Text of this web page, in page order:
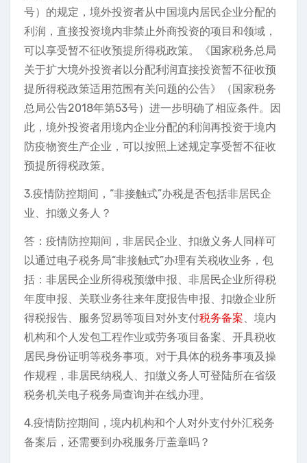
号）的规定，境外投资者从中国境内居民企业分配的
利润，直接投资境内非禁止外商投资的项目和领域，
可以享受暂不征收预提所得税政策。《国家税务总局
关于扩大境外投资者以分配利润直接投资暂不征收预
提所得税政策适用范围有关问题的公告》（国家税务
总局公告2018年第53号）进一步明确了相应条件。因
此，境外投资者用境内企业分配的利润再投资于境内
防疫物资生产企业，可以按照上述规定享受暂不征收
预提所得税政策。
3.疫情防控期间，“非接触式”办税是否包括非居民企
业、扣缴义务人？
答：疫情防控期间，非居民企业、扣缴义务人同样可
以通过电子税务局“非接触式”办理有关税收业务，包
括：非居民企业所得税预缴申报、非居民企业所得税
年度申报、关联业务往来年度报告申报、扣缴企业所
得税报告、服务贸易等项目对外支付税务备案、境内
机构和个人发包工程作业或劳务项目备案、开具税收
居民身份证明等税务事项。对于具体的税务事项及操
作规程，非居民纳税人、扣缴义务人可登陆所在省级
税务机关电子税务局查询并在线办理。
4.疫情防控期间，境内机构和个人对外支付外汇税务
备案后，还需要到办税服务厅盖章吗？